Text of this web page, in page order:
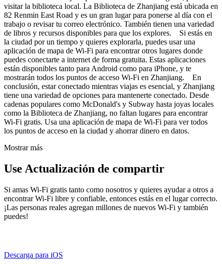
visitar la biblioteca local. La Biblioteca de Zhanjiang está ubicada en
82 Renmin East Road y es un gran lugar para ponerse al día con el
trabajo o revisar tu correo electrónico. También tienen una variedad
de libros y recursos disponibles para que los explores. Si estás en
la ciudad por un tiempo y quieres explorarla, puedes usar una
aplicación de mapa de Wi-Fi para encontrar otros lugares donde
puedes conectarte a internet de forma gratuita. Estas aplicaciones
están disponibles tanto para Android como para iPhone, y te
mostrarán todos los puntos de acceso Wi-Fi en Zhanjiang. En
conclusión, estar conectado mientras viajas es esencial, y Zhanjiang
tiene una variedad de opciones para mantenerte conectado. Desde
cadenas populares como McDonald's y Subway hasta joyas locales
como la Biblioteca de Zhanjiang, no faltan lugares para encontrar
Wi-Fi gratis. Usa una aplicación de mapa de Wi-Fi para ver todos
los puntos de acceso en la ciudad y ahorrar dinero en datos.
Mostrar más
Use Actualización de compartir
Si amas Wi-Fi gratis tanto como nosotros y quieres ayudar a otros a
encontrar Wi-Fi libre y confiable, entonces estás en el lugar correcto.
¡Las personas reales agregan millones de nuevos Wi-Fi y también
puedes!
Descarga para iOS